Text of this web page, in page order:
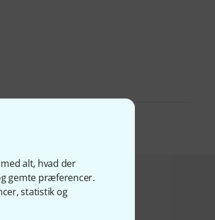
alt, hvad der
gemte præferencer.
statistik og